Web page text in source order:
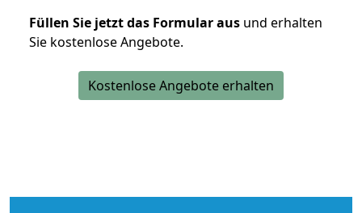
Füllen Sie jetzt das Formular aus und erhalten
Sie kostenlose Angebote.
Kostenlose Angebote erhalten